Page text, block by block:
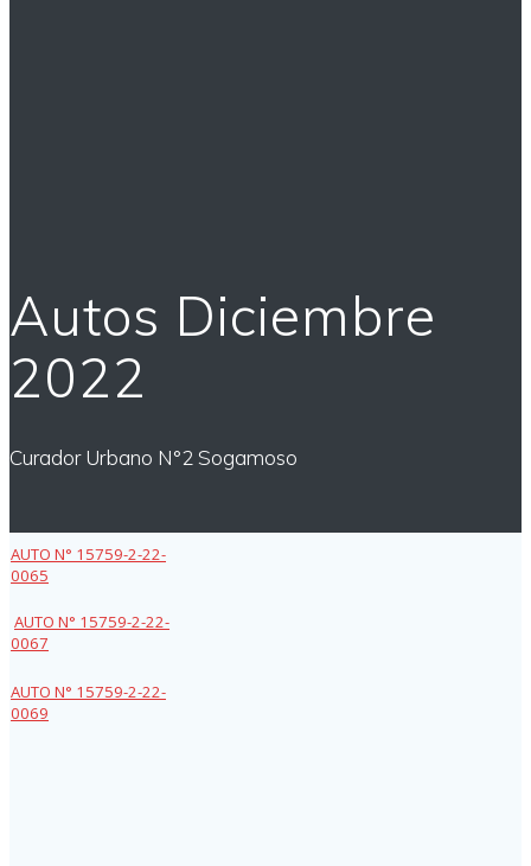
Autos Diciembre
2022
Curador Urbano N°2 Sogamoso
AUTO N° 15759-2-22-
0065
AUTO N° 15759-2-22-
0067
AUTO N° 15759-2-22-
0069